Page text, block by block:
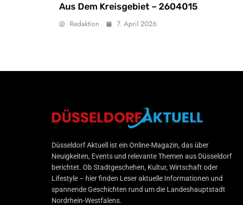
Aus Dem Kreisgebiet – 2604015
Redaktion 7. April 2026
Düsseldorf Aktuell
Düsseldorf Aktuell ist ein Online-Magazin, das über
Neuigkeiten, Events und relevante Themen aus Düsseldorf
berichtet. Ob Stadtgeschehen, Kultur, Wirtschaft oder
Lifestyle – hier finden Leser aktuelle Informationen und
spannende Geschichten rund um die Landeshauptstadt
Nordrhein-Westfalens.